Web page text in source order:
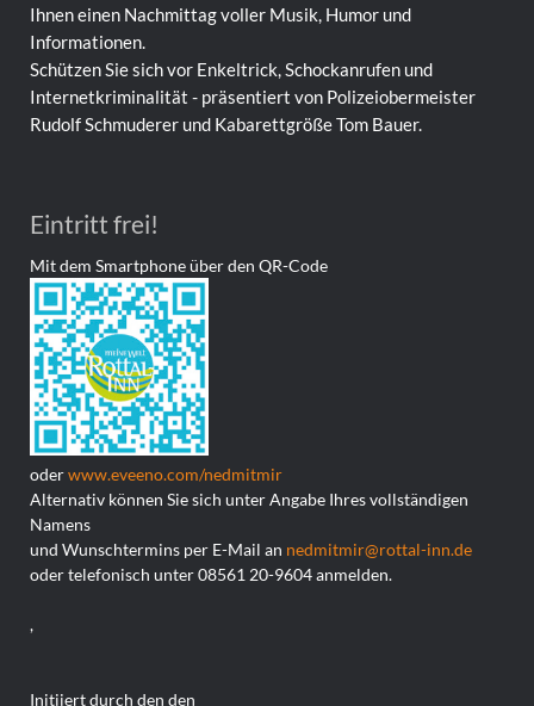
Ihnen einen Nachmittag voller Musik, Humor und
Informationen.
Schützen Sie sich vor Enkeltrick, Schockanrufen und
Internetkriminalität - präsentiert von Polizeiobermeister
Rudolf Schmuderer und Kabarettgröße Tom Bauer.
Eintritt frei!
Mit dem Smartphone über den QR-Code
oderwww.eveeno.com/nedmitmir
Alternativ können Sie sich unter Angabe Ihres vollständigen
Namens
und Wunschtermins per E-Mail an nedmitmir@rottal-inn.de
oder telefonisch unter 08561 20-9604 anmelden.
,
Initiiert durch den den